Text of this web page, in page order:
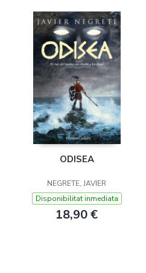
ODISEA
NEGRETE, JAVIER
Disponibilitat inmediata
18,90 €